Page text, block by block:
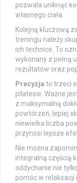
pozwala uniknąć
własnego ciała.
Kolejną kluczową
treningu należy
ich technice. To
wykonany z pełną
rezultatów oraz
Precyzja to trzeci
pilatesie. Ważne
z maksymalną
powtórzeń, lepiej
niewielka liczba
przynosi lepsze
Nie można
integralną częścią
oddychanie nie
pomóc w